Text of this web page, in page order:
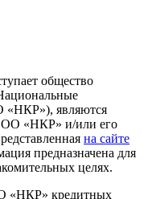
общество
«НКР»), являются
«НКР» и/или его
на сайте
предназначена для
целях.
«НКР» кредитных